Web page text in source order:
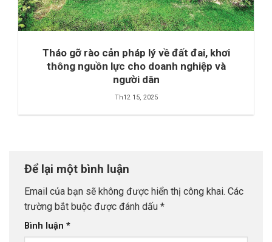
Tháo gỡ rào cản pháp lý về đất đai, khơi
thông nguồn lực cho doanh nghiệp và
người dân
Th12 15, 2025
Để lại một bình luận
Email của bạn sẽ không được hiển thị công khai. Các
trường bắt buộc được đánh dấu *
Bình luận *